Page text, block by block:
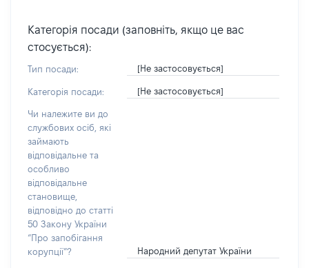
Категорія посади (заповніть, якщо це вас
стосується):
Тип посади: [Не застосовується]
Категорія посади: [Не застосовується]
Чи належите ви до
службових осіб, які
займають
відповідальне та
особливо
відповідальне
становище,
відповідно до статті
50 Закону України
“Про запобігання
корупції”?
Народний депутат України